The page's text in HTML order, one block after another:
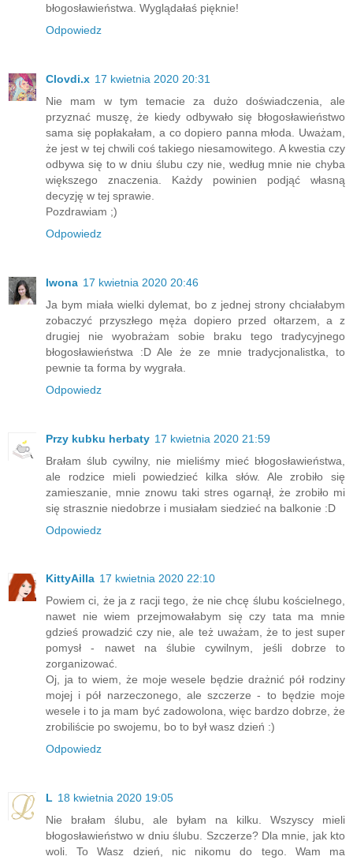
błogosławieństwa. Wyglądałaś pięknie!
Odpowiedz
Clovdi.x 17 kwietnia 2020 20:31
Nie mam w tym temacie za dużo doświadczenia, ale
przyznać muszę, że kiedy odbywało się błogosławieństwo
sama się popłakałam, a co dopiero panna młoda. Uważam,
że jest w tej chwili coś takiego niesamowitego. A kwestia czy
odbywa się to w dniu ślubu czy nie, według mnie nie chyba
większego znaczenia. Każdy powinien podjąć własną
decyzję w tej sprawie.
Pozdrawiam ;)
Odpowiedz
Iwona 17 kwietnia 2020 20:46
Ja bym miała wielki dylemat, bo z jednej strony chciałabym
zobaczyć przyszłego męża dopiero przed ołtarzem, a z
drugiej nie wyobrażam sobie braku tego tradycyjnego
błogosławieństwa :D Ale że ze mnie tradycjonalistka, to
pewnie ta forma by wygrała.
Odpowiedz
Przy kubku herbaty 17 kwietnia 2020 21:59
Brałam ślub cywilny, nie mieliśmy mieć błogosławieństwa,
ale rodzice mieli powiedzieć kilka słów. Ale zrobiło się
zamieszanie, mnie znowu taki stres ogarnął, że zrobiło mi
się strasznie niedobrze i musiałam siedzieć na balkonie :D
Odpowiedz
KittyAilla 17 kwietnia 2020 22:10
Powiem ci, że ja z racji tego, że nie chcę ślubu kościelnego,
nawet nie wiem przejmowałabym się czy tata ma mnie
gdzieś prowadzić czy nie, ale też uważam, że to jest super
pomysł - nawet na ślubie cywilnym, jeśli dobrze to
zorganizować.
Oj, ja to wiem, że moje wesele będzie drażnić pół rodziny
mojej i pół narzeczonego, ale szczerze - to będzie moje
wesele i to ja mam być zadowolona, więc bardzo dobrze, że
zrobiliście po swojemu, bo to był wasz dzień :)
Odpowiedz
L 18 kwietnia 2020 19:05
Nie brałam ślubu, ale byłam na kilku. Wszyscy mieli
błogosławieństwo w dniu ślubu. Szczerze? Dla mnie, jak kto
woli. To Wasz dzień, nic nikomu do tego. Wam ma